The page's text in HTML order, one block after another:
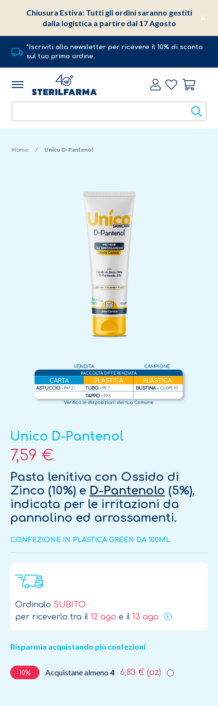
*Iscriviti alla newsletter per ricevere il 10% di sconto
sul tuo primo ordine.
Home Unico D-Pantenol
Unico D-Pantenol
7,59 €
Pasta lenitiva con Ossido di
Zinco (10%) e D-Pantenolo (5%),
indicata per le irritazioni da
pannolino ed arrossamenti.
CONFEZIONE IN PLASTICA GREEN DA 100ML
Ordinalo SUBITO
per riceverlo tra il 12 ago e il 13 ago
Risparmia acquistando più confezioni
10% Acquistane almeno 4 6,83 € (pz)
Chiusura Estiva: Tutti gli ordini saranno gestiti
dalla logistica a partire dal 17 Agosto